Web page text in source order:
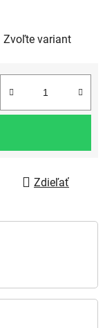
Zvoľte variant
Zdieľať